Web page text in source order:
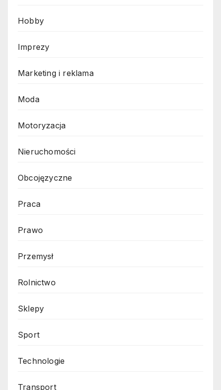
Hobby
Imprezy
Marketing i reklama
Moda
Motoryzacja
Nieruchomości
Obcojęzyczne
Praca
Prawo
Przemysł
Rolnictwo
Sklepy
Sport
Technologie
Transport